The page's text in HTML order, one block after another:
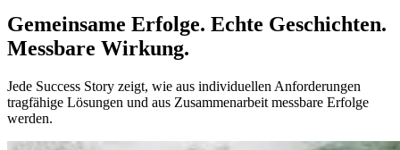
Gemeinsame Erfolge. Echte Geschichten.
Messbare Wirkung.
Jede Success Story zeigt, wie aus individuellen Anforderungen
tragfähige Lösungen und aus Zusammenarbeit messbare Erfolge
werden.